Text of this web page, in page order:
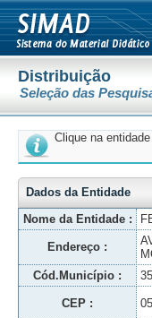
Distribuição
Seleção das
Clique na
Dados da Entidade
Nome da Entidade :
Endereço :
Cód.Município :
CEP :